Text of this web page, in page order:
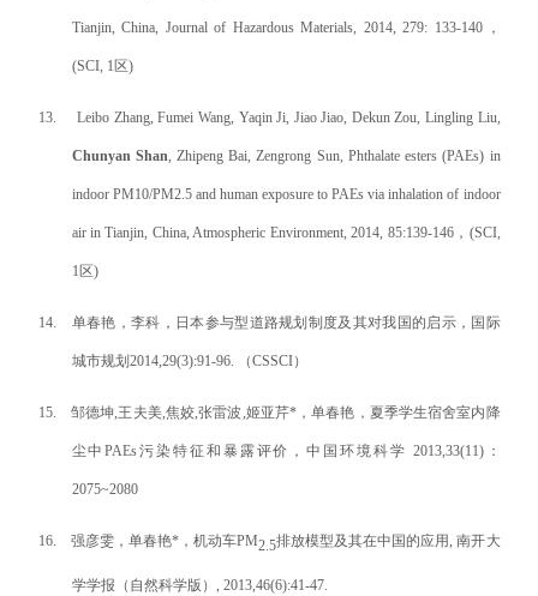
Tianjin, China, Journal of Hazardous Materials, 2014, 279: 133-140，
(SCI, 1 区)
13. Leibo Zhang, Fumei Wang, Yaqin Ji, Jiao Jiao, Dekun Zou, Lingling Liu,
Chunyan Shan, Zhipeng Bai, Zengrong Sun, Phthalate esters (PAEs) in
indoor PM10/PM2.5 and human exposure to PAEs via inhalation of indoor
air in Tianjin, China, Atmospheric Environment, 2014, 85:139-146， (SCI,
1 区)
14. 单春艳，李科，日本参与型道路规划制度及其对我国的启示，国际
城市规划 2014,29(3):91-96. （CSSCI）
15. 邹德坤,王夫美,焦姣,张雷波,姬亚芹* ，单春艳，夏季学生宿舍室内降
尘中PAEs污染特征和暴露评价，中国环境科学 2013,33(11)：
2075~2080
16. 强彦雯，单春艳*，机动车PM2.5排放模型及其在中国的应用,南开大
学学报（自然科学版） , 2013,46(6):41-47.